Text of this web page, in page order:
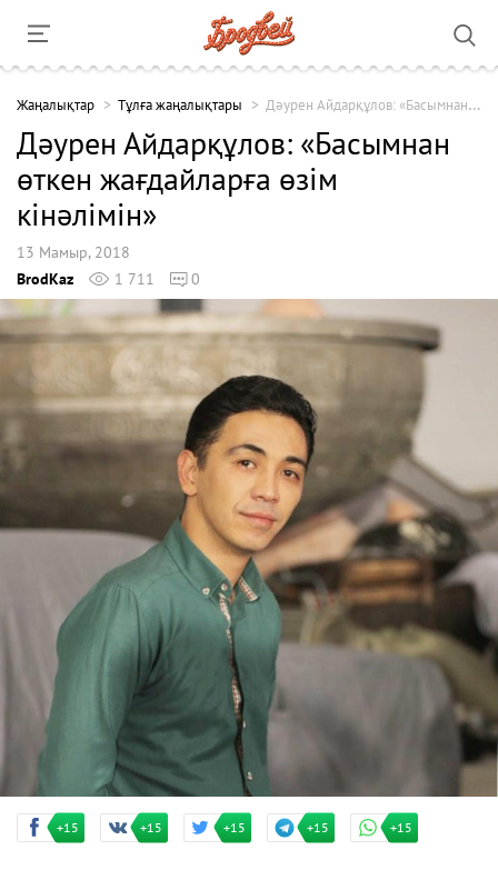
Жаңалықтар Тұлға жаңалықтары Дәурен Айдарқұлов: «Басымнан өткен жағдайларға өзім кінәлімін»
Дәурен Айдарқұлов: «Басымнан
өткен жағдайларға өзім
кінәлімін»
13 Мамыр, 2018
BrodKaz
1 711 0
+15 +15 +15 +15 +15